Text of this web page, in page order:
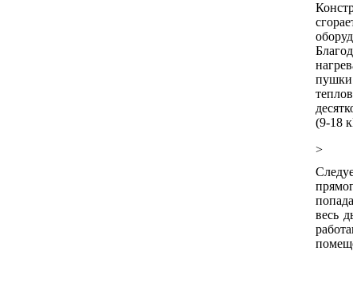
пушки
(9-18
>
весь